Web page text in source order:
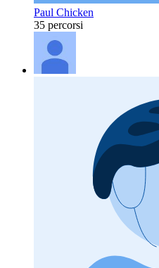
Paul Chicken
35 percorsi